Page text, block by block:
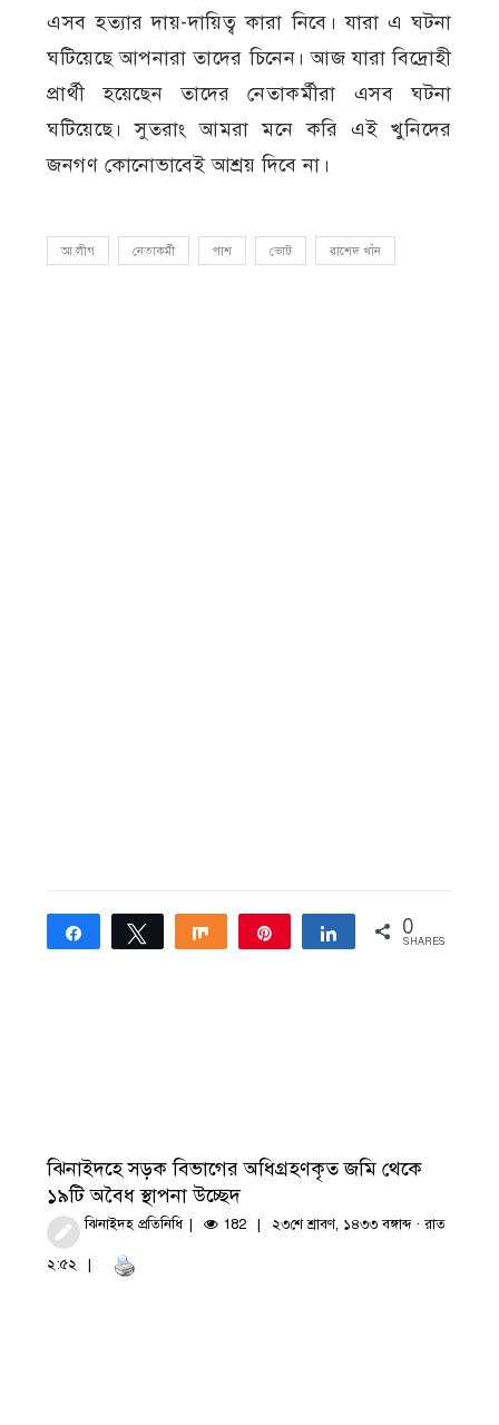
এসব হত্যার দায়-দায়িত্ব কারা নিবে। যারা এ ঘটনা
ঘটিয়েছে আপনারা তাদের চিনেন। আজ যারা বিদ্রোহী
প্রার্থী হয়েছেন তাদের নেতাকর্মীরা এসব ঘটনা
ঘটিয়েছে। সুতরাং আমরা মনে করি এই খুনিদের
জনগণ কোনোভাবেই আশ্রয় দিবে না।
আ.লীগ নেতাকর্মী পাশ ভোট রাশেদ খাঁন
Share Tweet Share Share 0
SHARES
ঝিনাইদহে সড়ক বিভাগের অধিগ্রহণকৃত জমি থেকে
১৯টি অবৈধ স্থাপনা উচ্ছেদ
ঝিনাইদহ প্রতিনিধি 182 ২৩শে শ্রাবণ, ১৪৩৩ বঙ্গাব্দ · রাত
২:৫২